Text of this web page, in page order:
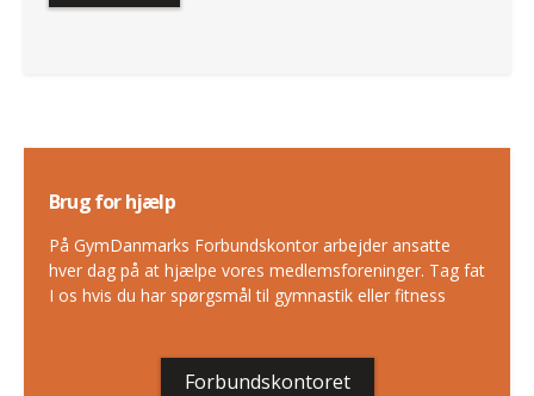
Brug for hjælp
På GymDanmarks Forbundskontor arbejder ansatte
hver dag på at hjælpe vores medlemsforeninger. Tag fat
I os hvis du har spørgsmål til gymnastik eller fitness
Forbundskontoret